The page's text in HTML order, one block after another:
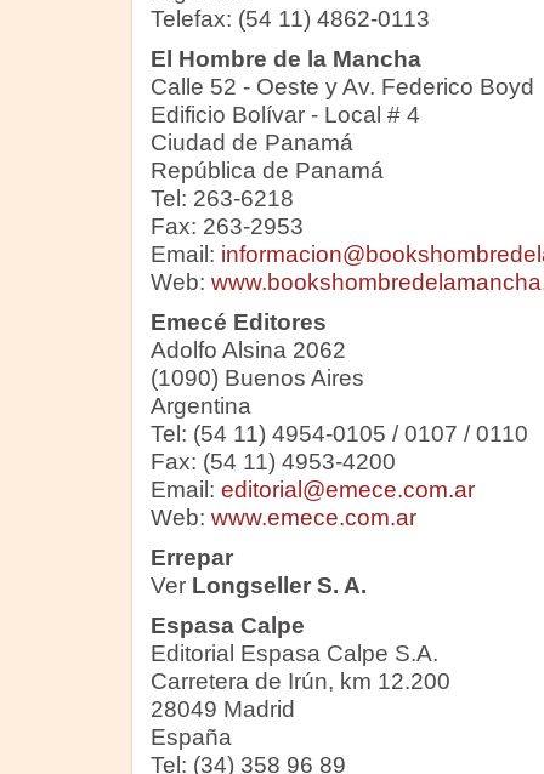
Telefax: (54 11) 4862-0113
El Hombre de la Mancha
Calle 52 - Oeste y Av. Federico Boyd
Edificio Bolívar - Local # 4
Ciudad de Panamá
República de Panamá
Tel: 263-6218
Fax: 263-2953
Email:
Web:
Emecé Editores
Adolfo Alsina 2062
(1090) Buenos Aires
Argentina
Tel: (54 11) 4954-0105 / 0107 / 0110
Fax: (54 11) 4953-4200
Email: editorial@emece.com.ar
Web: www.emece.com.ar
Errepar
Ver Longseller S. A.
Espasa Calpe
Editorial Espasa Calpe S.A.
Carretera de Irún, km 12.200
28049 Madrid
España
Tel: (34) 358 96 89